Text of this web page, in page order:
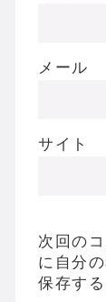
メール
サイト
次回の
に自分
保存する